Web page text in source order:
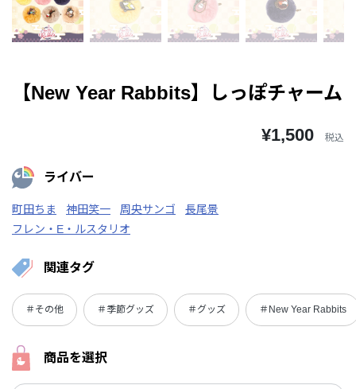
【New Year Rabbits】しっぽチャーム
¥1,500 税込
ライバー
町田ちま 神田笑一 周央サンゴ
長尾景
フレン・E・ルスタリオ
関連タグ
＃その他 ＃季節グッズ ＃グッズ ＃New Year Rabbits
商品を選択